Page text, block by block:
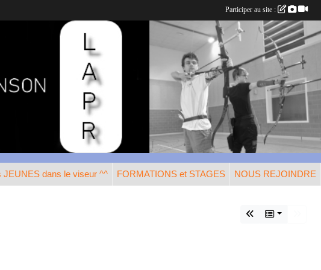
JEUNES dans le viseur ^^ FORMATIONS et STAGES NOUS REJOINDRE
Participer au site :